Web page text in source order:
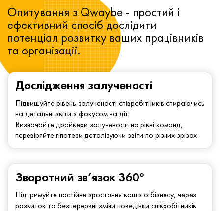
Дослідження залученості
Підвищуйте рівень залученості співробітників спираючись
на детальні звіти з фокусом на дії.
Визначайте драйвери залученості на рівні команд,
перевіряйте гіпотези деталізуючи звіти по різних зрізах
Зворотний зв’язок 360°
Підтримуйте постійне зростання вашого бізнесу, через
розвиток та безперервні зміни поведінки співробітників
Опитування з Qwaybe - простий і
ефективний спосіб дослідити
потенціал розвитку ваших працівників
та організації.